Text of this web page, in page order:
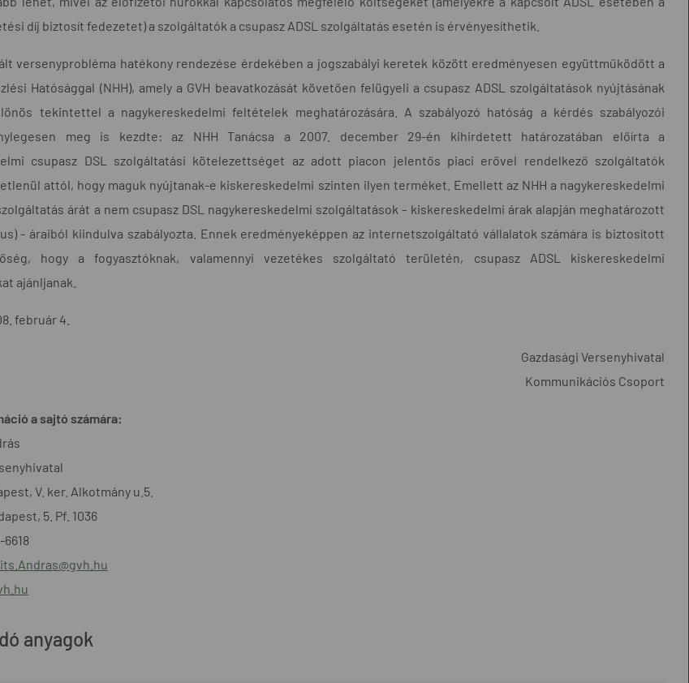
díj biztosít fedezetet) a szolgáltatók a csupasz ADSL szolgáltatás esetén is érvényesíthetik.
versenyprobléma hatékony rendezése érdekében a jogszabályi keretek között eredményesen együttműködött a
Hatósággal (NHH), amely a GVH beavatkozását követően felügyeli a csupasz ADSL szolgáltatások nyújtásának
tekintettel a nagykereskedelmi feltételek meghatározására. A szabályozó hatóság a kérdés szabályozói
meg is kezdte: az NHH Tanácsa a 2007. december 29-én kihirdetett határozatában előírta a
csupasz DSL szolgáltatási kötelezettséget az adott piacon jelentős piaci erővel rendelkező szolgáltatók
attól, hogy maguk nyújtanak-e kiskereskedelmi szinten ilyen terméket. Emellett az NHH a nagykereskedelmi
árát a nem csupasz DSL nagykereskedelmi szolgáltatások - kiskereskedelmi árak alapján meghatározott
- áraiból kiindulva szabályozta. Ennek eredményeképpen az internetszolgáltató vállalatok számára is biztosított
hogy a fogyasztóknak, valamennyi vezetékes szolgáltató területén, csupasz ADSL kiskereskedelmi
ajánljanak.
február 4.
Gazdasági Versenyhivatal
Kommunikációs Csoport
a sajtó számára:
V. ker. Alkotmány u.5.
5. Pf. 1036
anyagok